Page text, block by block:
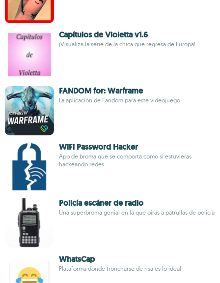
Capítulos de Violetta v1.6
¡Visualiza la serie de la chica que regresa de Europa!
FANDOM for: Warframe
La aplicación de Fandom para este videojuego
WiFi Password Hacker
App de broma que se comporta como si estuvieras
hackeando redes
Policía escáner de radio
Una superbroma genial en la que oirás a patrullas de policía
WhatsCap
Plataforma donde troncharse de risa es lo ideal